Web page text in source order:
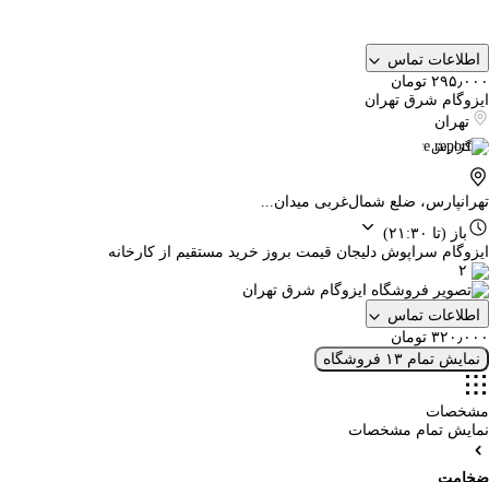
اطلاعات تماس
۲۹۵٫۰۰۰ تومان
ایزوگام شرق تهران
تهران
گزارش
تهرانپارس، ضلع شمال‌غربی میدان...
باز (تا ۲۱:۳۰)
ایزوگام سراپوش دلیجان قیمت بروز خرید مستقیم از کارخانه
۲
اطلاعات تماس
۳۲۰٫۰۰۰ تومان
نمایش تمام ۱۳ فروشگاه
مشخصات
نمایش تمام مشخصات
ضخامت